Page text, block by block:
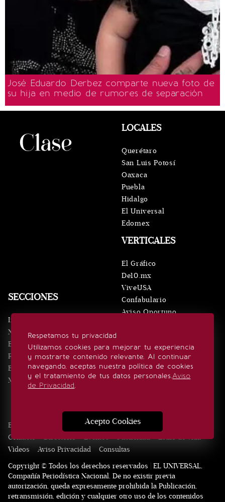
José Eduardo Derbez comparte nueva foto de
su hija en medio de rumores de separación
Respetamos tu privacidad
Utilizamos cookies para mejorar tu experiencia
y mostrarte contenido relevante. Al continuar
navegando, aceptas nuestra política de cookies
y el tratamiento de tus datos personales.Aviso
de Privacidad.
Acepto Cookies
SECCIONES
Inicio
Noticias
Eventos
Realeza
Estilo de vida
Minuto x Minuto
VERTICALES
El Gráfico
De10.mx
ViveUSA
Confabulario
Aviso Oportuno
LOCALES
Querétaro
San Luis Potosí
Oaxaca
Puebla
Hidalgo
El Universal
Edomex
SÍGUENOS
Edición Impresa Noticias Quiénes somos
Contacto
Directorio Eventos Publicidad
Estilo de vida
Videos
Aviso Privacidad
Consultas
Copyright © Todos los derechos reservados | EL UNIVERSAL,
Compañía Periodística Nacional. De no existir previa
autorización, queda expresamente prohibida la Publicación,
retransmisión, edición y cualquier otro uso de los contenidos